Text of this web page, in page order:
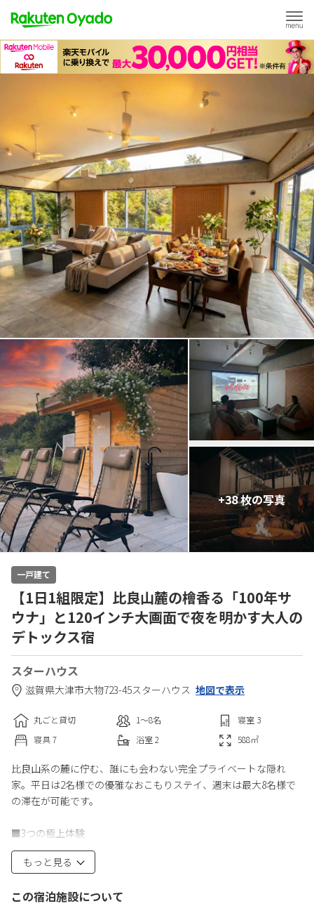
+38 枚の写真
一戸建て
【1日1組限定】比良山麓の檜香る「100年サ
ウナ」と120インチ大画面で夜を明かす大人の
デトックス宿
スターハウス
滋賀県大津市大物723-45スターハウス 地図で表示
丸ごと貸切 1〜8名 寝室 3
寝具7 浴室 2 588㎡
比良山系の麓に佇む、誰にも会わない完全プライベートな隠れ
家。平日は2名様での優雅なおこもりステイ、週末は最大8名様で
の滞在が可能です。
■3つの極上体験
1. 究極の「100年サウナ」
滋賀県産・比良山麓の檜を100%使用した伝統工法のサウナ建築。
の檜の香りとセルフロウリュだけに深く没入できます。
もっと見る
この宿泊施設について